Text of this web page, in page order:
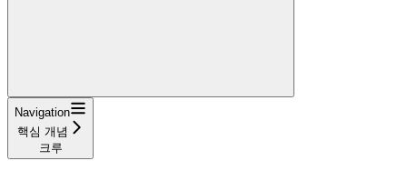
Navigation
핵심 개념
크루